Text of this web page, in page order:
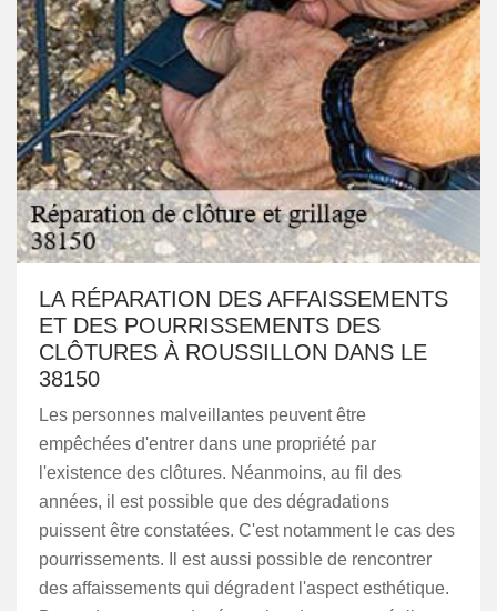
LA RÉPARATION DES AFFAISSEMENTS
ET DES POURRISSEMENTS DES
CLÔTURES À ROUSSILLON DANS LE
38150
Les personnes malveillantes peuvent être
empêchées d'entrer dans une propriété par
l'existence des clôtures. Néanmoins, au fil des
années, il est possible que des dégradations
puissent être constatées. C'est notamment le cas des
pourrissements. Il est aussi possible de rencontrer
des affaissements qui dégradent l'aspect esthétique.